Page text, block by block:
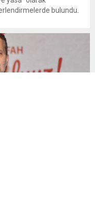
bulundu.
kadroları ya da hükümet